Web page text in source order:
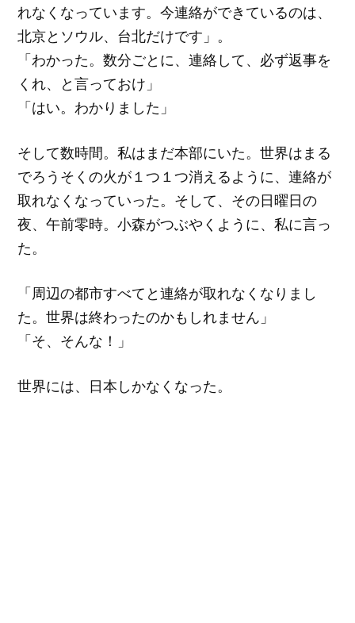
れなくなっています。今連絡ができているのは、
北京とソウル、台北だけです」。
「わかった。数分ごとに、連絡して、必ず返事を
くれ、と言っておけ」
「はい。わかりました」
そして数時間。私はまだ本部にいた。世界はまる
でろうそくの火が１つ１つ消えるように、連絡が
取れなくなっていった。そして、その日曜日の
夜、午前零時。小森がつぶやくように、私に言っ
た。
「周辺の都市すべてと連絡が取れなくなりまし
た。世界は終わったのかもしれません」
「そ、そんな！」
世界には、日本しかなくなった。